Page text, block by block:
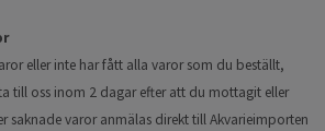
eller inte har fått alla varor som du beställt,
till oss inom 2 dagar efter att du mottagit eller
saknade varor anmälas direkt till Akvarieimporten